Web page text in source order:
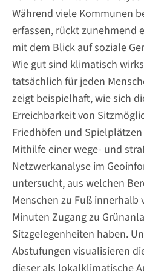
Während viele Kommunen
erfassen, rückt zunehmend
mit dem Blick auf soziale
Wie gut sind klimatisch
tatsächlich für jeden
zeigt beispielhaft, wie sich
Erreichbarkeit von
Friedhöfen und
Mithilfe einer wege- und
Netzwerkanalyse im
untersucht, aus welchen
Menschen zu Fuß innerhalb
Minuten Zugang zu
Sitzgelegenheiten haben.
Abstufungen visualisieren